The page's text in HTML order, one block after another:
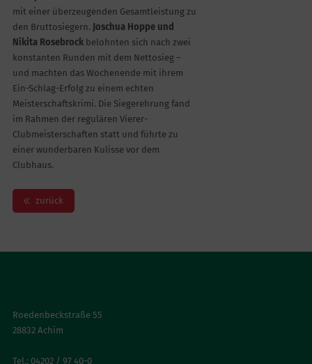
mit einer überzeugenden Gesamtleistung zu
den Bruttosiegern. Joschua Hoppe und
Nikita Rosebrockbelohnten sich nach zwei
konstanten Runden mit dem Nettosieg –
und machten das Wochenende mit ihrem
Ein-Schlag-Erfolg zu einem echten
Meisterschaftskrimi. Die Siegerehrung fand
im Rahmen der regulären Vierer-
Clubmeisterschaften statt und führte zu
einer wunderbaren Kulisse vor dem
Clubhaus.
zurück
Roedenbeckstraße 55
28832 Achim
Tel.: 04202 / 97 40-0